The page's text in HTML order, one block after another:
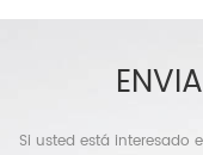
Si usted está interesado